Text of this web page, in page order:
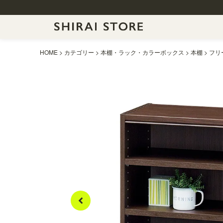
HOME カテゴリー 本棚・ラック・カラーボックス 本棚 フリ